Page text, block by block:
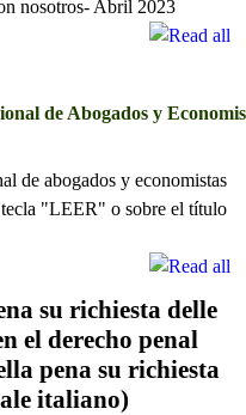
nosotros- Abril 2023
de Abogados y
de abogados y economistas
"LEER" o sobre el título
su richiesta delle
el derecho penal
pena su richiesta
italiano)